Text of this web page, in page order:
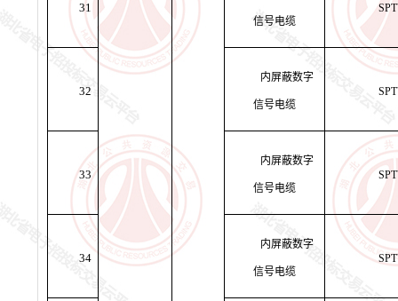
31
信号电缆
32
内屏蔽数字
信号电缆
33
内屏蔽数字
信号电缆
34
内屏蔽数字
信号电缆